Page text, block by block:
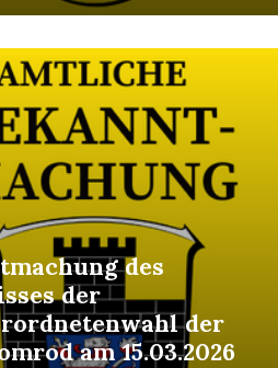
des
der
der
am 15.03.2026